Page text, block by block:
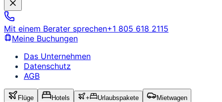
Mit einem Berater sprechen+1 805 618 2115
Meine Buchungen
Das Unternehmen
Datenschutz
AGB
Flüge Hotels + Urlaubspakete
Mietwagen